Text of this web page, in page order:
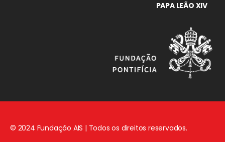
PAPA LEÃO XIV
© 2024 Fundação AIS | Todos os direitos reservados.